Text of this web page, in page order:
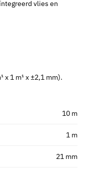
vlies en
x 1 m¹ x ±2,1 mm).
10 m
1 m
21 mm